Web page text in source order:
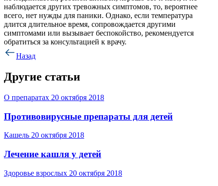
наблюдается других тревожных симптомов, то, вероятнее
всего, нет нужды для паники. Однако, если температура
длится длительное время, сопровождается другими
симптомами или вызывает беспокойство, рекомендуется
обратиться за консультацией к врачу.
Назад
Другие статьи
О препаратах 20 октября 2018
Противовирусные препараты для детей
Кашель 20 октября 2018
Лечение кашля у детей
Здоровье взрослых 20 октября 2018